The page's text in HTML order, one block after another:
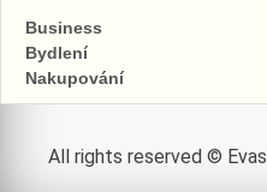
Business
Bydlení
Nakupování
All rights reserved © Evas